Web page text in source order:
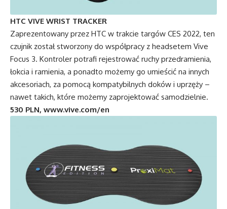
HTC VIVE WRIST TRACKER
Zaprezentowany przez HTC w trakcie targów CES 2022, ten
czujnik został stworzony do współpracy z headsetem Vive
Focus 3. Kontroler potrafi rejestrować ruchy przedramienia,
łokcia i ramienia, a ponadto możemy go umieścić na innych
akcesoriach, za pomocą kompatybilnych doków i uprzęży –
nawet takich, które możemy zaprojektować samodzielnie.
530 PLN, www.vive.com/en